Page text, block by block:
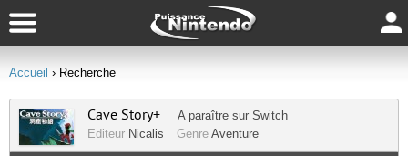
Accueil › Recherche
Cave Story+ A paraître sur Switch
Editeur Nicalis Genre Aventure